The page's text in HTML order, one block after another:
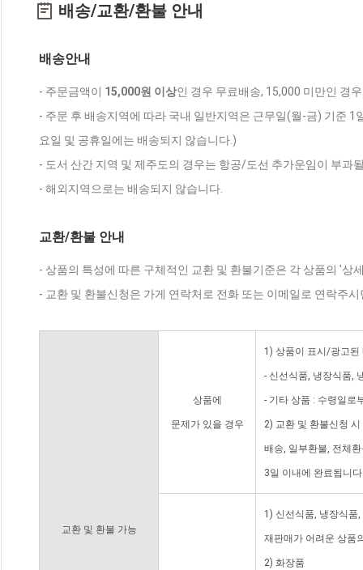
배송/교환/환불 안내
배송안내
- 주문금액이 15,000원 이상인 경우 무료배송, 15,000 미만인 경
- 주문 후 배송지역에 따라 국내 일반지역은 근무일(월-금) 기준
요일 및 공휴일에는 배송되지 않습니다.)
- 도서 산간 지역 및 제주도의 경우는 항공/도선 추가운임이 부과
- 해외지역으로는 배송되지 않습니다.
교환/환불 안내
- 상품의 특성에 따른 구체적인 교환 및 환불기준은 각 상품의 '상
- 교환 및 환불신청은 가게 연락처로 전화 또는 이메일로 연락주
교환 및 환불 가능
상품에
문제가 있을 경우
1) 상품이 표시/광고된
- 신선식품, 냉장식품,
- 기타 상품 : 수령일로
2) 교환 및 환불신청
배송, 일부환불, 전체
3일 이내에 완료됩니
1) 신선식품, 냉장식품
재판매가 어려운 상품
2) 화장품